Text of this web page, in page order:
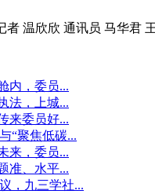
者 温欣欣 通讯员 马华君
内，委员...
法，上城...
来委员好...
“聚焦低碳...
来，委员...
准、水平...
，九三学社...